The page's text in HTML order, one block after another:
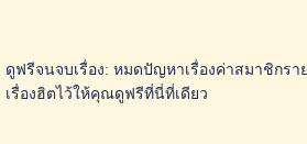
ดูฟรีจนจบเรื่อง: หมดปัญหาเรื่องค่าสมาชิกรา
เรื่องฮิตไว้ให้คุณดูฟรีที่นี่ที่เดียว